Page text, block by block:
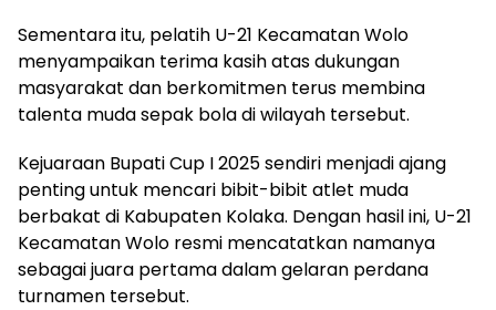
Sementara itu, pelatih U-21 Kecamatan Wolo
menyampaikan terima kasih atas dukungan
masyarakat dan berkomitmen terus membina
talenta muda sepak bola di wilayah tersebut.
Kejuaraan Bupati Cup I 2025 sendiri menjadi ajang
penting untuk mencari bibit-bibit atlet muda
berbakat di Kabupaten Kolaka. Dengan hasil ini, U-21
Kecamatan Wolo resmi mencatatkan namanya
sebagai juara pertama dalam gelaran perdana
turnamen tersebut.